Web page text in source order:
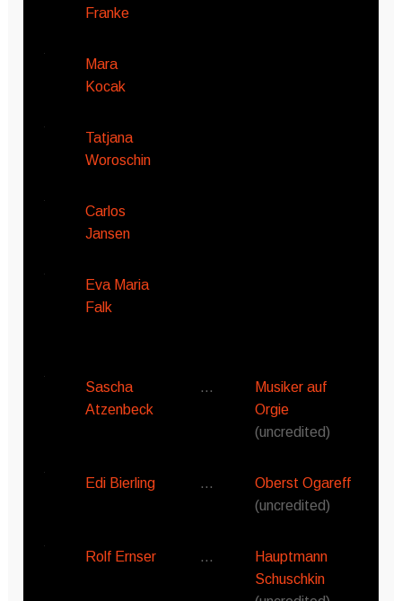
Franke
Mara
Kocak
Tatjana
Woroschin
Carlos
Jansen
Eva Maria
Falk
Sascha
Atzenbeck
…
Musiker auf
Orgie
(uncredited)
Edi Bierling …
Oberst Ogareff
(uncredited)
Rolf Ernser …
Hauptmann
Schuschkin